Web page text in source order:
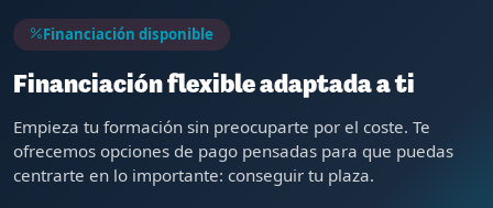
Financiación disponible
Financiación flexible adaptada a ti
Empieza tu formación sin preocuparte por el coste. Te
ofrecemos opciones de pago pensadas para que puedas
centrarte en lo importante: conseguir tu plaza.